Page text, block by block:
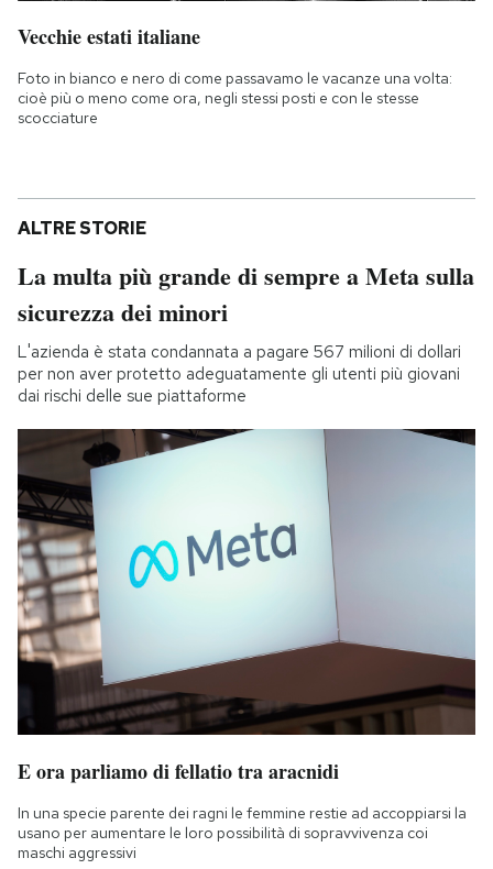
Vecchie estati italiane
Foto in bianco e nero di come passavamo le vacanze una volta:
cioè più o meno come ora, negli stessi posti e con le stesse
scocciature
ALTRE STORIE
La multa più grande di sempre a Meta sulla
sicurezza dei minori
L'azienda è stata condannata a pagare 567 milioni di dollari
per non aver protetto adeguatamente gli utenti più giovani
dai rischi delle sue piattaforme
E ora parliamo di fellatio tra aracnidi
In una specie parente dei ragni le femmine restie ad accoppiarsi la
usano per aumentare le loro possibilità di sopravvivenza coi
maschi aggressivi